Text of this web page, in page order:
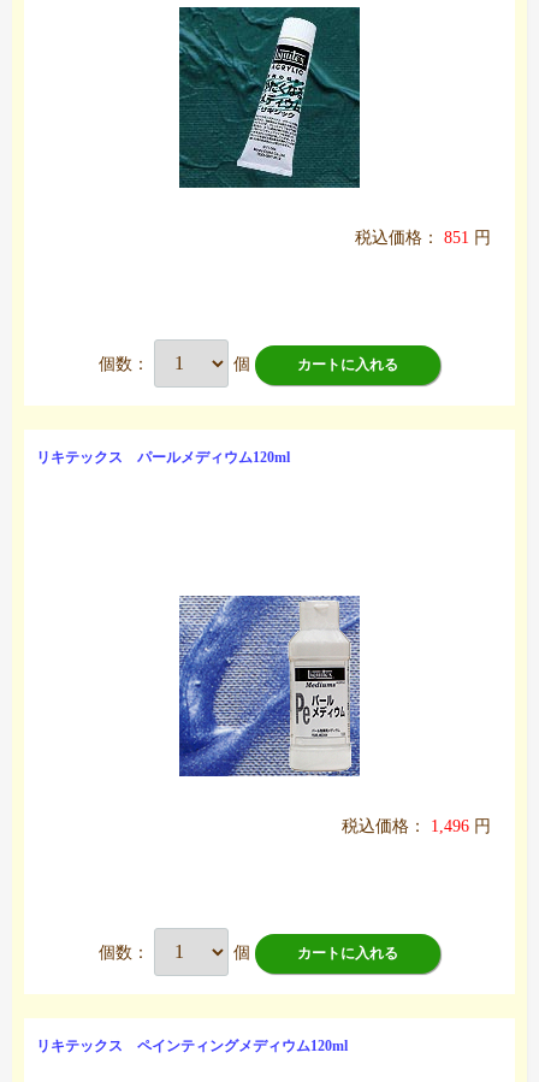
税込価格： 851 円
個数： 個 カートに入れる
リキテックス パールメディウム120ml
税込価格： 1,496 円
個数： 個 カートに入れる
リキテックス ペインティングメディウム120ml